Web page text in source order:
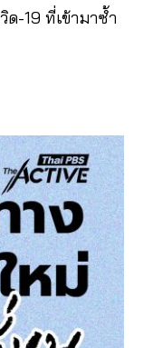
-19 ที่เข้ามาซ้ำ